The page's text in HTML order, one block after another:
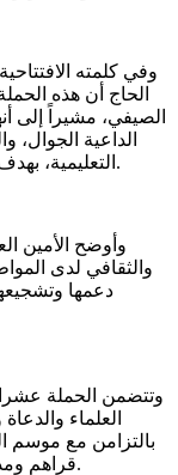
وفي كلمته
الحاج أن هذه
الصيفي، مشيراً إلى
الداعية الجوال،
التعليمية، بهدف نشر العلم والمعرفة في مختلف أنحاء الوطن.
وأوضح الأمين
والثقافي لدى
دعمها
وتتضمن الحملة
العلماء
بالتزامن مع موسم
قراهم ومدنهم في الداخل، لنشر العلم والدعوة والإرشاد.